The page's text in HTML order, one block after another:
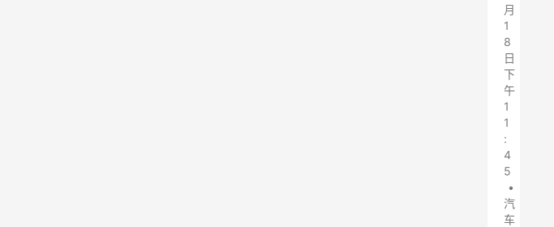
月
1
8
日
下
午
1
1
:
4
5
•
汽
车